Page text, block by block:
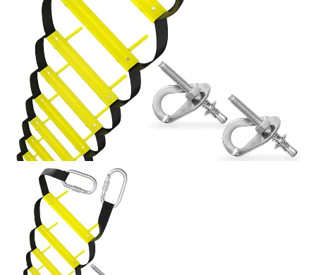
Kontakt Os
Politik